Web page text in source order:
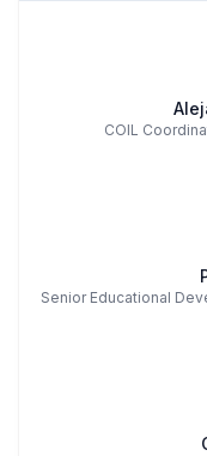
COIL
Senior Educational